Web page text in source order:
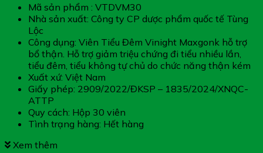
Mã sản phẩm : VTDVM30
Nhà sản xuất: Công ty CP dược phẩm quốc tế Tùng
Lộc
Công dụng: Viên Tiểu Đêm Vinight Maxgonk hỗ trợ
bổ thận. Hỗ trợ giảm triệu chứng đi tiểu nhiều lần,
tiểu đêm, tiểu không tự chủ do chức năng thận kém
Xuất xứ: Việt Nam
Giấy phép: 2909/2022/ĐKSP – 1835/2024/XNQC-
ATTP
Quy cách: Hộp 30 viên
Tình trạng hàng: Hết hàng
Xem thêm